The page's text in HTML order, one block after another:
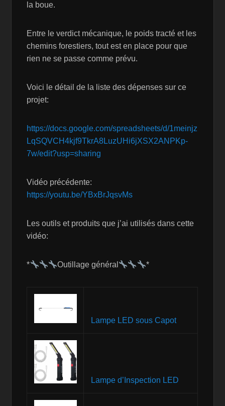
la boue.
Entre le verdict mécanique, le poids tracté et les
chemins forestiers, tout est en place pour que
rien ne se passe comme prévu.
Voici le détail de la liste des dépenses sur ce
projet:
https://docs.google.com/spreadsheets/d/1meinjz
LqSQVCH4kjf9TkrA8LuzUHi6jXSX2ANPKp-
7w/edit?usp=sharing
Vidéo précédente:
https://youtu.be/YBxBrJqsvMs
Les outils et produits que j’ai utilisés dans cette
vidéo:
* Outillage général *
Lampe LED sous Capot
Lampe d’Inspection LED